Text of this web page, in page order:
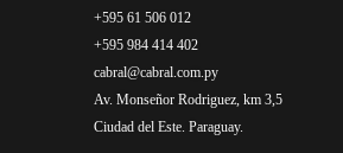
+595 61 506 012
+595 984 414 402
cabral@cabral.com.py
Av. Monseñor Rodriguez, km 3,5
Ciudad del Este. Paraguay.